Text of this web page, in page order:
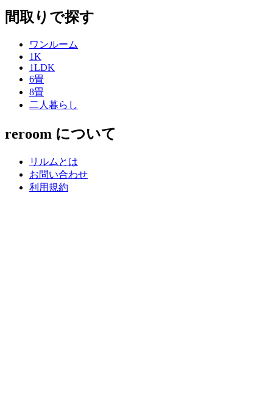
間取りで探す
ワンルーム
1K
1LDK
6畳
8畳
二人暮らし
reroom について
リルムとは
お問い合わせ
利用規約